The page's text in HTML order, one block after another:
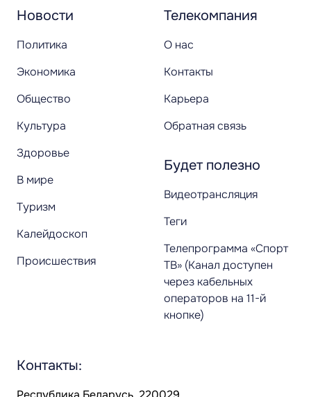
Новости
Политика
Экономика
Общество
Культура
Здоровье
В мире
Туризм
Калейдоскоп
Происшествия
Телекомпания
О нас
Контакты
Карьера
Обратная связь
Будет полезно
Видеотрансляция
Теги
Телепрограмма «Спорт
ТВ» (Канал доступен
через кабельных
операторов на 11-й
кнопке)
Контакты: